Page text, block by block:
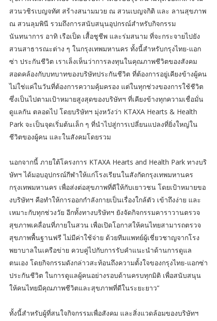
สวนวชิรเบญจทัศ สร้างสนามมวย ณ สวนเบญจกิติ และ ลานสุขภาพ
ณ สวนลุมพินี รวมถึงการสนับสนุนอุปกรณ์สำหรับกิจกรรม
นันทนาการ อาทิ เรือเป็ด เสื้อชูชีพ และร่มสนาม ที่จะกระจายไปยัง
สวนสาธารณะต่าง ๆ ในกรุงเทพมหานคร ทั้งนี้สำหรับกรุงไทย-แอก
ซ่า ประกันชีวิต เราเล็งเห็นว่าการลงทุนในคุณภาพชีวิตของสังคม
สอดคล้องกับบทบาทของบริษัทประกันชีวิต ที่ต้องการอยู่เคียงข้างผู้คน
ไม่ใช่แค่ในวันที่ต้องการความคุ้มครอง แต่ในทุกช่วงของการใช้ชีวิต
ซึ่งเป็นไปตามเป้าหมายสูงสุดของบริษัทฯ ที่เคียงข้างทุกความเชื่อมั่น
ดูแลกัน ตลอดไป โดยบริษัทฯ มุ่งหวังว่า KTAXA Hearts & Health
Park จะเป็นจุดเริ่มต้นเล็ก ๆ ที่นำไปสู่การเปลี่ยนแปลงที่ยิ่งใหญ่ใน
ชีวิตของผู้คน และในสังคมโดยรวม
นอกจากนี้ ภายใต้โครงการ KTAXA Hearts and Health Park ทางบริ
ษัทฯ ได้มอบอุปกรณ์กีฬาให้แก่โรงเรียนในสังกัดกรุงเทพมหานคร
กรุงเทพมหานคร เพื่อส่งต่อสุขภาพที่ดีให้กับเยาวชน โดยเป้าหมายขอ
งบริษัทฯ คือทำให้การออกกำลังกายเป็นเรื่องใกล้ตัว เข้าถึงง่าย และ
เหมาะกับทุกช่วงวัย อีกทั้งทางบริษัทฯ ยังจัดกิจกรรมคาราวานตรวจ
สุขภาพเคลื่อนที่ภายในสวน เพื่อเปิดโอกาสให้คนไทยสามารถตรวจ
สุขภาพพื้นฐานฟรี ไม่มีค่าใช้จ่าย ด้วยทีมแพทย์ผู้เชี่ยวชาญจากโรง
พยาบาลในเครือข่าย ควบคู่ไปกับการรับคำแนะนำด้านการดูแล
ตนเอง โดยกิจกรรมดังกล่าวสะท้อนถึงความตั้งใจของกรุงไทย-แอกซ่า
ประกันชีวิต ในการดูแลผู้คนอย่างรอบด้านครบทุกมิติ เพื่อสนับสนุน
ให้คนไทยมีคุณภาพชีวิตและสุขภาพที่ดีในระยะยาว”
ทั้งนี้สำหรับผู้ที่สนใจกิจกรรมเพื่อสังคม และสิ่งแวดล้อมของบริษัทฯ